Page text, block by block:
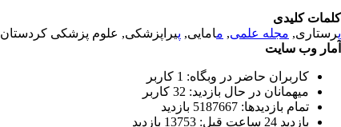
کلمات کلیدی
پرستاری, مجله علمی, مامایی, پیراپزشکی, علوم پزشکی کردستان
آمار وب سایت
کاربران حاضر در وبگاه: 1 کاربر
میهمانان در حال بازدید: 32 کاربر
تمام بازدید‌ها: 5187667 بازدید
بازدید 24 ساعت قبل: 13753 بازدید